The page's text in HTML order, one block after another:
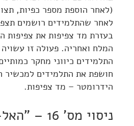
(לאחר הוספת מספר כפיות,
לאחר שהתלמידים רושמים
בעזרת מד צפיפות את צפיפות
המלח ואחריה. פעולה זו
התלמידים כיווני מחקר
חושפת את התלמידים למכשיר
הידרומטר – מד צפיפות.
ניסוי מס'